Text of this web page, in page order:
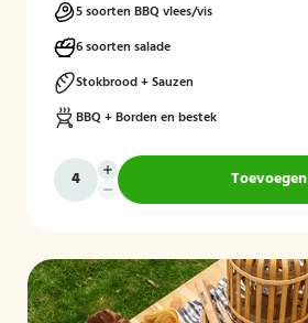
5 soorten BBQ vlees/vis
6 soorten salade
Stokbrood + Sauzen
BBQ + Borden en bestek
Toevoegen